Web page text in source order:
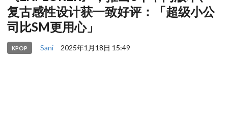
复古感性设计获一致好评：「超级小公
司比SM更用心」
KPOP Sani 2025年1月18日 15:49